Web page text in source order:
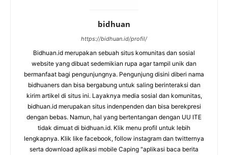
bidhuan
https://bidhuan.id/profil/
Bidhuan.id merupakan sebuah situs komunitas dan sosial
website yang dibuat sedemikian rupa agar tampil unik dan
bermanfaat bagi pengunjungnya. Pengunjung disini diberi nama
bidhuaners dan bisa bergabung untuk saling berinteraksi dan
kirim artikel di situs ini. Layaknya media sosial dan komunitas,
bidhuan.id merupakan situs indenpenden dan bisa berekpresi
dengan bebas. Namun, hal yang bertentangan dengan UU ITE
tidak dimuat di bidhuan.id. Klik menu profil untuk lebih
lengkapnya. Klik like facebook, follow instagram dan twitternya
serta download aplikasi mobile Caping "aplikasi baca berita